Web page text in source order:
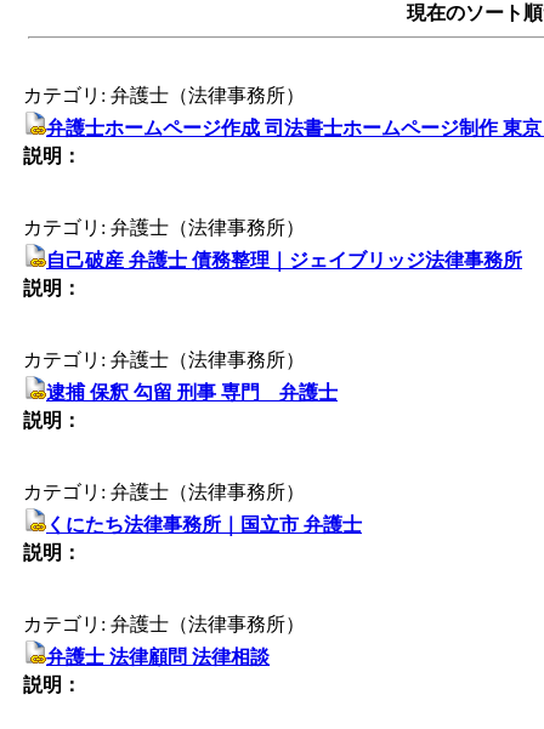
現在のソート
カテゴリ: 弁護士（法律事務所）
弁護士ホームページ作成 司法書士ホームページ制作 東
説明：
カテゴリ: 弁護士（法律事務所）
自己破産 弁護士 債務整理｜ジェイブリッジ法律事務所
説明：
カテゴリ: 弁護士（法律事務所）
逮捕 保釈 勾留 刑事 専門 弁護士
説明：
カテゴリ: 弁護士（法律事務所）
くにたち法律事務所｜国立市 弁護士
説明：
カテゴリ: 弁護士（法律事務所）
弁護士 法律顧問 法律相談
説明：